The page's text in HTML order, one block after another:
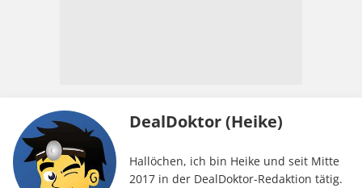
DealDoktor (Heike)
Hallöchen, ich bin Heike und seit Mitte
2017 in der DealDoktor-Redaktion tätig.